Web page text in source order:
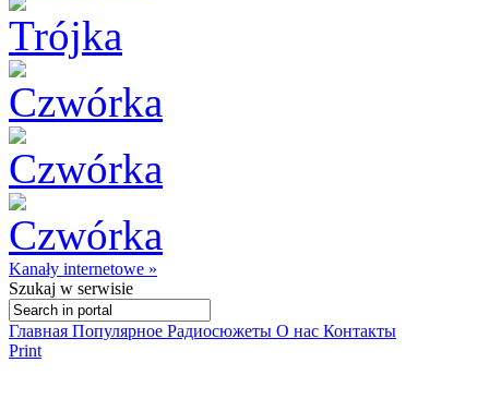
Kanały internetowe »
Szukaj w serwisie
Главная Популярное Радиосюжеты О нас Контакты
Print